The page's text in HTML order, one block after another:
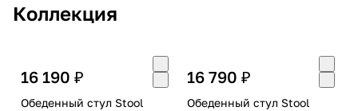
Коллекция
16 190 ₽
Обеденный стул Stool
16 790 ₽
Обеденный стул Stool